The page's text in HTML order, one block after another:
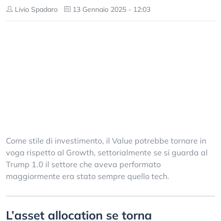
Livio Spadaro 13 Gennaio 2025 - 12:03
Come stile di investimento, il Value potrebbe tornare in
voga rispetto al Growth, settorialmente se si guarda al
Trump 1.0 il settore che aveva performato
maggiormente era stato sempre quello tech.
L’asset allocation se torna